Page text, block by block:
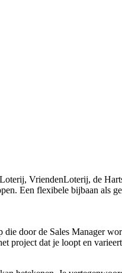
VriendenLoterij, de
Een flexibele bijbaan als
door de Sales Manager
project dat je loopt en